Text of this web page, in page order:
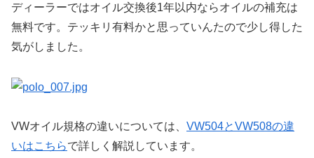
ディーラーではオイル交換後1年以内ならオイルの補充は
無料です。テッキリ有料かと思っていんたので少し得した
気がしました。
VWオイル規格の違いについては、 VW504とVW508の違
いはこちらで詳しく解説しています。